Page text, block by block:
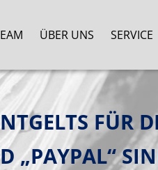
ÜBER UNS SERVICE
FÜR
„PAYPAL“